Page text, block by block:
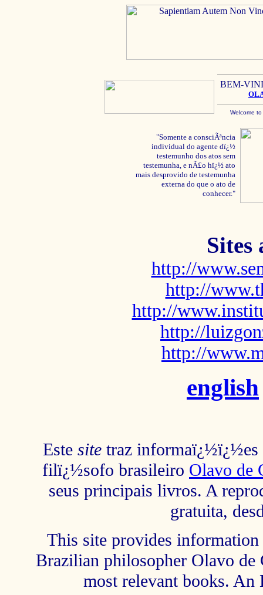
BEM-
Welcome
"Somente a consciÃªncia
individual do agente dï¿½
testemunho dos atos sem
testemunha, e nÃ£o hï¿½ ato
mais desprovido de testemunha
externa do que o ato de
conhecer."
Sites
http://
http://
http://
http://
http://
english
Este site traz informaï¿½ï¿½es
filï¿½sofo brasileiro Olavo de
seus principais livros. A
gratuita,
This site provides
Brazilian philosopher Olavo de
most relevant books.